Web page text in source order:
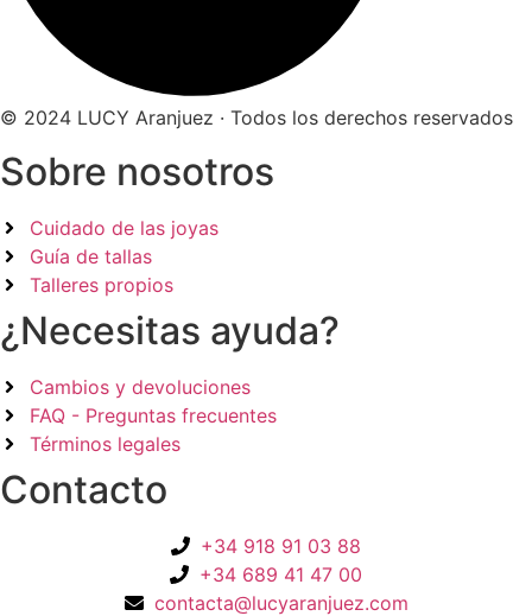
© 2024 LUCY Aranjuez · Todos los derechos reservados
Sobre nosotros
Cuidado de las joyas
Guía de tallas
Talleres propios
¿Necesitas ayuda?
Cambios y devoluciones
FAQ - Preguntas frecuentes
Términos legales
Contacto
+34 918 91 03 88
+34 689 41 47 00
contacta@lucyaranjuez.com